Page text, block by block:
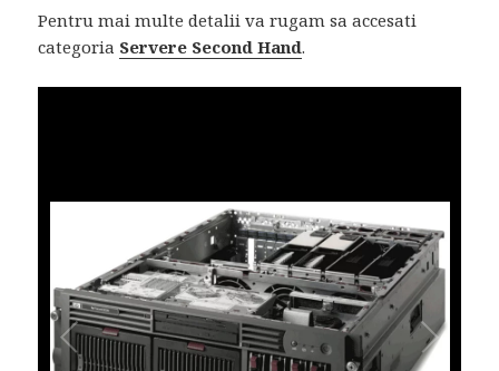
Pentru mai multe detalii va rugam sa accesati
categoria Servere Second Hand.